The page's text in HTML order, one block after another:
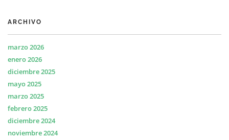
ARCHIVO
marzo 2026
enero 2026
diciembre 2025
mayo 2025
marzo 2025
febrero 2025
diciembre 2024
noviembre 2024